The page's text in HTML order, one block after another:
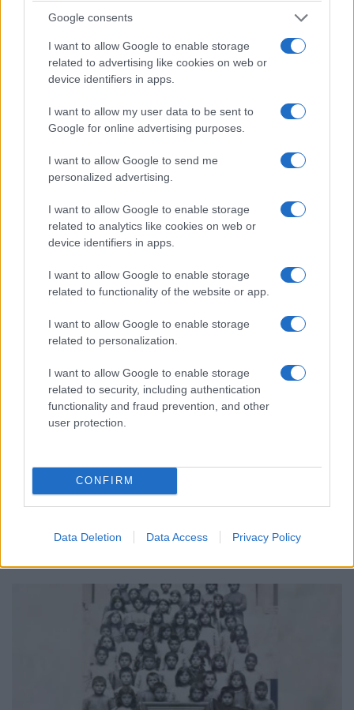
Google consents
I want to allow Google to enable storage
related to advertising like cookies on web or
device identifiers in apps.
I want to allow my user data to be sent to
Google for online advertising purposes.
I want to allow Google to send me
personalized advertising.
I want to allow Google to enable storage
related to analytics like cookies on web or
device identifiers in apps.
I want to allow Google to enable storage
related to functionality of the website or app.
I want to allow Google to enable storage
related to personalization.
I want to allow Google to enable storage
related to security, including authentication
functionality and fraud prevention, and other
user protection.
CONFIRM
Data Deletion Data Access Privacy Policy
ΓΕΝΟΚΤΟΝΙΑ
Η Πενσιλβάνια αναγνώρισε τη Γενοκτονία των
Ποντίων – Η συγκινητική ομιλία του Στιβ
Μαλαγάρη
24/07/2026 - 9:27πμ
ΓΕΝΟΚΤΟΝΙΑ
2ο Αγγλόφωνο Θερινό Σχολείο για τις
γενοκτονίες και τα ανθρώπινα δικαιώματα στο
Ροδοχώρι Νάουσας
23/07/2026 - 7:54μμ